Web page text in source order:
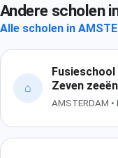
Andere scholen
Alle scholen in
⌂
Zeven zeeën
AMSTERDAM